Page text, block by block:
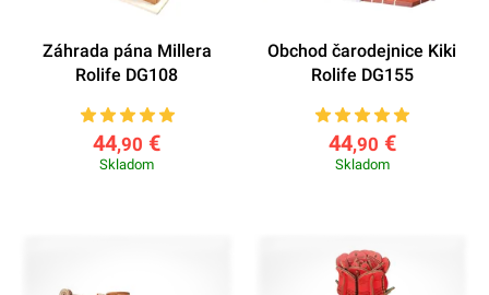
Záhrada pána Millera
Rolife DG108
44,90 €
Skladom
Obchod čarodejnice Kiki
Rolife DG155
44,90 €
Skladom